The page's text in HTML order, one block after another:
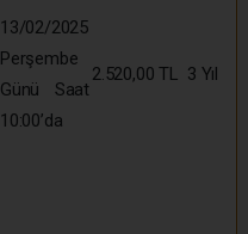
13/02/2025
Perşembe
Günü Saat
10:00’da
2.520,00 TL 3 Yıl